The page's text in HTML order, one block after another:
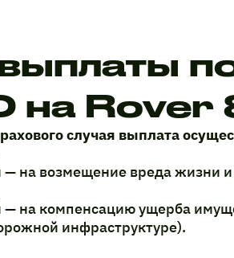
на Rover
случая выплата
— на возмещение вреда жизни
— на компенсацию ущерба
инфраструктуре).